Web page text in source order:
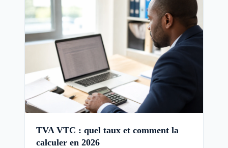
TVA VTC : quel taux et comment la
calculer en 2026